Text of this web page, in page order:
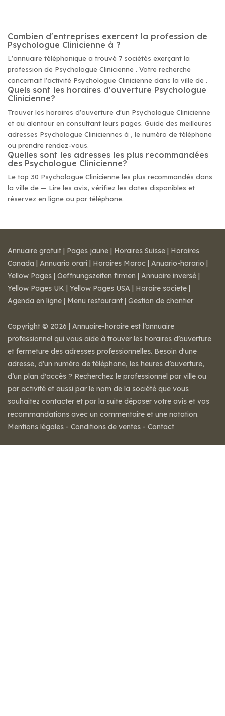
Combien d'entreprises exercent la profession de
Psychologue Clinicienne à ?
L'annuaire téléphonique a trouvé 7 sociétés exerçant la
profession de Psychologue Clinicienne . Votre recherche
concernait l'activité Psychologue Clinicienne dans la ville de .
Quels sont les horaires d'ouverture Psychologue
Clinicienne?
Trouver les horaires d'ouverture d'un Psychologue Clinicienne
et au alentour en consultant leurs pages. Guide des meilleures
adresses Psychologue Cliniciennes à , le numéro de téléphone
ou prendre rendez-vous.
Quelles sont les adresses les plus recommandées
des Psychologue Clinicienne?
Le top 30 Psychologue Clinicienne les plus recommandés dans
la ville de — Lire les avis, vérifiez les dates disponibles et
réservez en ligne ou par téléphone.
Annuaire gratuit | Pages jaune | Horaires Suisse | Horaires
Canada | Annuario orari | Horaires Maroc | Anuario-horario |
Yellow Pages | Oeffnungszeiten firmen | Annuaire inversé |
Yellow Pages UK | Yellow Pages USA | Horaire societe |
Agenda en ligne | Menu restaurant | Gestion de chantier
Copyright © 2026 | Annuaire-horaire est l’annuaire
professionnel qui vous aide à trouver les horaires d’ouverture
et fermeture des adresses professionnelles. Besoin d'une
adresse, d'un numéro de téléphone, les heures d’ouverture,
d’un plan d'accès ? Recherchez le professionnel par ville ou
par activité et aussi par le nom de la société que vous
souhaitez contacter et par la suite déposer votre avis et vos
recommandations avec un commentaire et une notation.
Mentions légales - Conditions de ventes - Contact